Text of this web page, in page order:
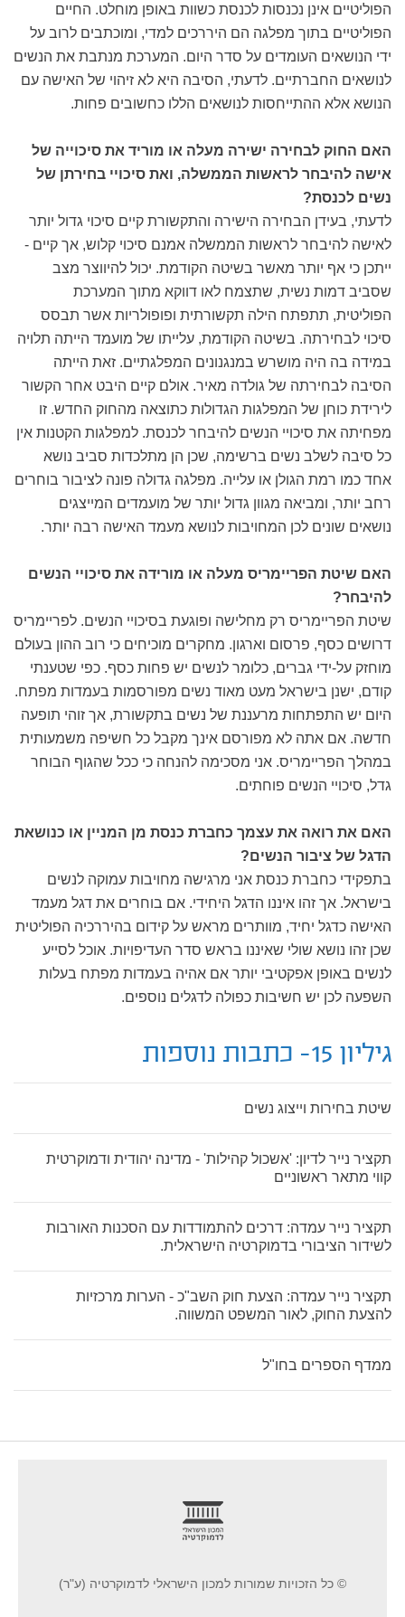
הפוליטיים אינן נכנסות לכנסת כשוות באופן מוחלט. החיים
הפוליטיים בתוך מפלגה הם היררכים למדי, ומוכתבים לרוב על
ידי הנושאים העומדים על סדר היום. המערכת מנתבת את הנשים
לנושאים החברתיים. לדעתי, הסיבה היא לא זיהוי של האישה עם
הנושא אלא ההתייחסות לנושאים הללו כחשובים פחות.
האם החוק לבחירה ישירה מעלה או מוריד את סיכוייה של
אישה להיבחר לראשות הממשלה, ואת סיכויי בחירתן של
נשים לכנסת?
לדעתי, בעידן הבחירה הישירה והתקשורת קיים סיכוי גדול יותר
לאישה להיבחר לראשות הממשלה אמנם סיכוי קלוש, אך קיים -
ייתכן כי אף יותר מאשר בשיטה הקודמת. יכול להיווצר מצב
שסביב דמות נשית, שתצמח לאו דווקא מתוך המערכת
הפוליטית, תתפתח הילה תקשורתית ופופולריות אשר תבסס
סיכוי לבחירתה. בשיטה הקודמת, עלייתו של מועמד הייתה תלויה
במידה בה היה מושרש במנגנונים המפלגתיים. זאת הייתה
הסיבה לבחירתה של גולדה מאיר. אולם קיים היבט אחר הקשור
לירידת כוחן של המפלגות הגדולות כתוצאה מהחוק החדש. זו
מפחיתה את סיכויי הנשים להיבחר לכנסת. למפלגות הקטנות אין
כל סיבה לשלב נשים ברשימה, שכן הן מתלכדות סביב נושא
אחד כמו רמת הגולן או עלייה. מפלגה גדולה פונה לציבור בוחרים
רחב יותר, ומביאה מגוון גדול יותר של מועמדים המייצגים
נושאים שונים לכן המחויבות לנושא מעמד האישה רבה יותר.
האם שיטת הפריימריס מעלה או מורידה את סיכויי הנשים
להיבחר?
שיטת הפריימריס רק מחלישה ופוגעת בסיכויי הנשים. לפריימריס
דרושים כסף, פרסום וארגון. מחקרים מוכיחים כי רוב ההון בעולם
מוחזק על-ידי גברים, כלומר לנשים יש פחות כסף. כפי שטענתי
קודם, ישנן בישראל מעט מאוד נשים מפורסמות בעמדות מפתח.
היום יש התפתחות מרעננת של נשים בתקשורת, אך זוהי תופעה
חדשה. אם אתה לא מפורסם אינך מקבל כל חשיפה משמעותית
במהלך הפריימריס. אני מסכימה להנחה כי ככל שהגוף הבוחר
גדל, סיכויי הנשים פוחתים.
האם את רואה את עצמך כחברת כנסת מן המניין או כנושאת
הדגל של ציבור הנשים?
בתפקידי כחברת כנסת אני מרגישה מחויבות עמוקה לנשים
בישראל. אך זהו איננו הדגל היחידי. אם בוחרים את דגל מעמד
האישה כדגל יחיד, מוותרים מראש על קידום בהיררכיה הפוליטית
שכן זהו נושא שולי שאיננו בראש סדר העדיפויות. אוכל לסייע
לנשים באופן אפקטיבי יותר אם אהיה בעמדות מפתח בעלות
השפעה לכן יש חשיבות כפולה לדגלים נוספים.
גיליון 15- כתבות נוספות
שיטת בחירות וייצוג נשים
תקציר נייר לדיון: 'אשכול קהילות' - מדינה יהודית ודמוקרטית
קווי מתאר ראשוניים
תקציר נייר עמדה: דרכים להתמודדות עם הסכנות האורבות
לשידור הציבורי בדמוקרטיה הישראלית.
תקציר נייר עמדה: הצעת חוק השב"כ - הערות מרכזיות
להצעת החוק, לאור המשפט המשווה.
ממדף הספרים בחו"ל
© כל הזכויות שמורות למכון הישראלי לדמוקרטיה (ע"ר)